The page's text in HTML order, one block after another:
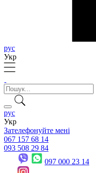
рус
Укр
рус
Укр
Зателефонуйте мені
067 157 68 14
093 508 29 84
097 000 23 14